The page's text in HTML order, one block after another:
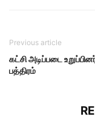
Previous article
கட்சி அடிப்படை
பத்திரம்